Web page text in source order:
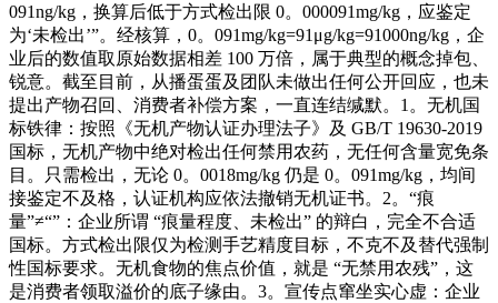
091ng/kg，换算后低于方式检出限 0。000091mg/kg，应鉴定
为‘未检出’”。经核算，0。091mg/kg=91μg/kg=91000ng/kg，企
业后的数值取原始数据相差 100 万倍，属于典型的概念掉包、
锐意。截至目前，从播蛋蛋及团队未做出任何公开回应，也未
提出产物召回、消费者补偿方案，一直连结缄默。1。无机国
标铁律：按照《无机产物认证办理法子》及 GB/T 19630-2019
国标，无机产物中绝对检出任何禁用农药，无任何含量宽免条
目。只需检出，无论 0。0018mg/kg 仍是 0。091mg/kg，均间
接鉴定不及格，认证机构应依法撤销无机证书。2。“痕
量”≠“”：企业所谓 “痕量程度、未检出” 的辩白，完全不合适
国标。方式检出限仅为检测手艺精度目标，不克不及替代强制
性国标要求。无机食物的焦点价值，就是 “无禁用农残”，这
是消费者领取溢价的底子缘由。3。宣传点窜坐实心虚：企业